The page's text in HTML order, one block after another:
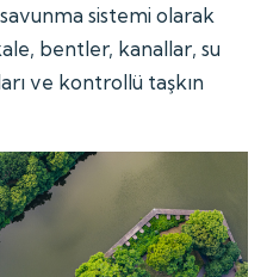
sistemi olarak
bentler, kanallar, su
ve kontrollü taşkın